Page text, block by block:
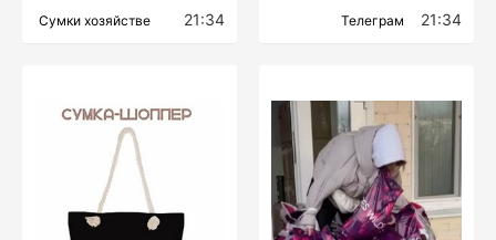
Сумки хозяйстве 21:34 Телеграм 21:34